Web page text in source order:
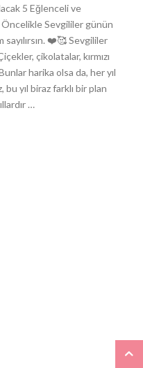
5 Eğlenceli ve
Sevgililer günün
❤️🥰 Sevgililer
çikolatalar, kırmızı
harika olsa da, her yıl
bu yıl biraz farklı bir plan
…